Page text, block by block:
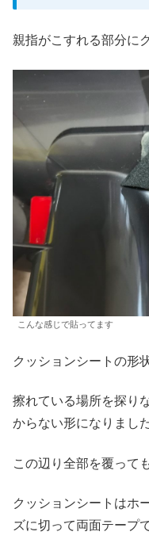
親指がこすれる部分に
こんな感じで貼ってます
クッションシートの形
擦れている場所を探り
からない形になりました
この辺り全部を覆って
クッションシートはホ
ズに切って両面テープ